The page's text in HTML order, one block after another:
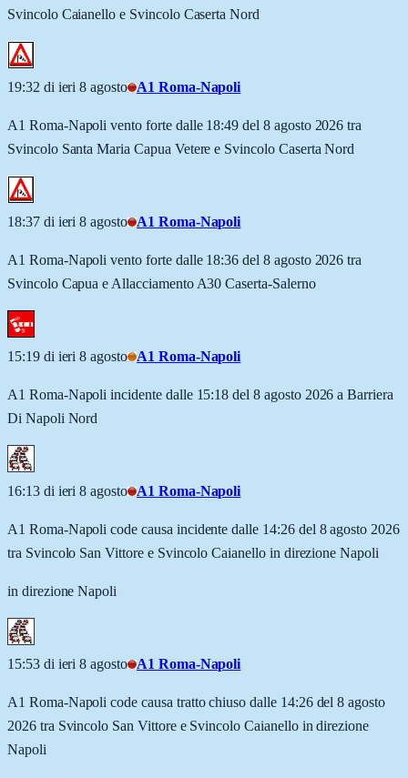
Svincolo Caianello e Svincolo Caserta Nord
19:32 di ieri 8 agosto A1 Roma-Napoli
A1 Roma-Napoli vento forte dalle 18:49 del 8 agosto 2026 tra
Svincolo Santa Maria Capua Vetere e Svincolo Caserta Nord
18:37 di ieri 8 agosto A1 Roma-Napoli
A1 Roma-Napoli vento forte dalle 18:36 del 8 agosto 2026 tra
Svincolo Capua e Allacciamento A30 Caserta-Salerno
15:19 di ieri 8 agosto A1 Roma-Napoli
A1 Roma-Napoli incidente dalle 15:18 del 8 agosto 2026 a Barriera
Di Napoli Nord
16:13 di ieri 8 agosto A1 Roma-Napoli
A1 Roma-Napoli code causa incidente dalle 14:26 del 8 agosto 2026
tra Svincolo San Vittore e Svincolo Caianello in direzione Napoli
in direzione Napoli
15:53 di ieri 8 agosto A1 Roma-Napoli
A1 Roma-Napoli code causa tratto chiuso dalle 14:26 del 8 agosto
2026 tra Svincolo San Vittore e Svincolo Caianello in direzione
Napoli